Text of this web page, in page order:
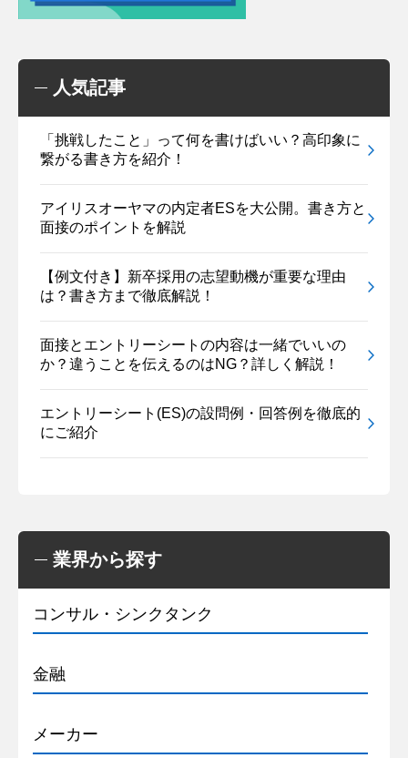
人気記事
「挑戦したこと」って何を書けばいい？高印象に
繋がる書き方を紹介！
アイリスオーヤマの内定者ESを大公開。書き方と
面接のポイントを解説
【例文付き】新卒採用の志望動機が重要な理由
は？書き方まで徹底解説！
面接とエントリーシートの内容は一緒でいいの
か？違うことを伝えるのはNG？詳しく解説！
エントリーシート(ES)の設問例・回答例を徹底的
にご紹介
業界から探す
コンサル・シンクタンク
金融
メーカー